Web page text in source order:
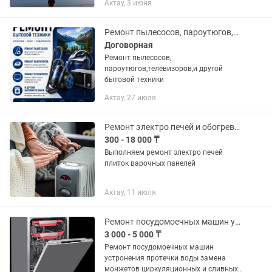
гарантия!
Актау, 3 июня
Ремонт пылесосов, пароутюгов,робот пылесосов, телевизоров и т.д
Договорная
Ремонт пылесосов,
пароутюгов,телевизоров,и другой
бытовой техники
Актау, 27 июля
Ремонт электро печей и обогревателей
300 - 18 000 ₸
Выполняем ремонт электро печей
плиток варочных панелей
Актау, 11 июля
Ремонт посудомоечных машин устронения протечки замена тэнов,циркуляционных
3 000 - 5 000 ₸
Ремонт посудомоечных машин
устронения протечки воды замена
монжетов циркуляционных и сливных